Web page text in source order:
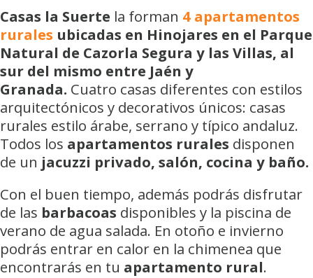
Casas la Suerte la forman 4 apartamentos
rurales ubicadas en Hinojares en el Parque
Natural de Cazorla Segura y las Villas, al
sur del mismo entre Jaén y
Granada. Cuatro casas diferentes con estilos
arquitectónicos y decorativos únicos: casas
rurales estilo árabe, serrano y típico andaluz.
Todos los apartamentos rurales disponen
de un jacuzzi privado, salón, cocina y baño.
Con el buen tiempo, además podrás disfrutar
de las barbacoas disponibles y la piscina de
verano de agua salada. En otoño e invierno
podrás entrar en calor en la chimenea que
encontrarás en tu apartamento rural.